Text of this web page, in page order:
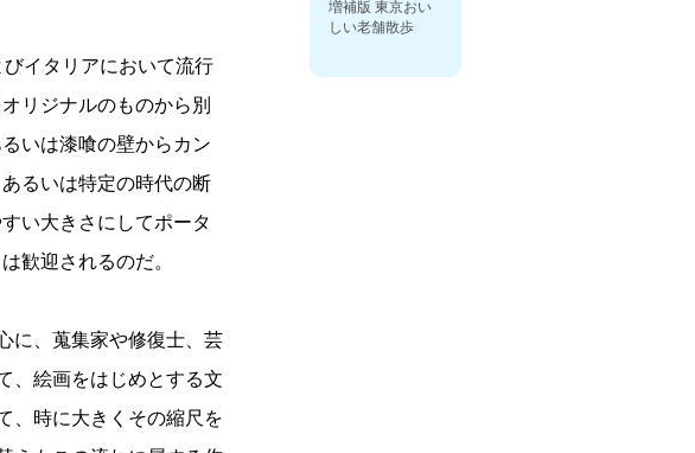
イタリアにおいて流行
リジナルのものから別
いは漆喰の壁からカン
るいは特定の時代の断
い大きさにしてポータ
歓迎されるのだ。
に、蒐集家や修復士、芸
、絵画をはじめとする文
、時に大きくその縮尺を
増補版 東京おい
しい老舗散歩